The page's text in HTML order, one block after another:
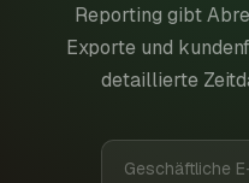
Reporting gibt
Exporte und
detaillierte